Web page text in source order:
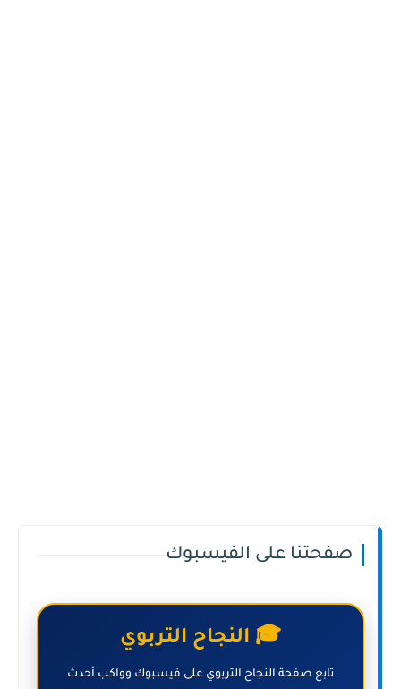
صفحتنا على الفيسبوك
🎓 النجاح التربوي
تابع صفحة النجاح التربوي على فيسبوك وواكب أحدث